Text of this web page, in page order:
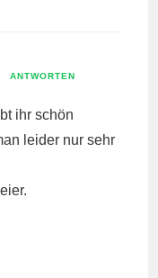
ANTWORTEN
ihr schön
leider nur sehr